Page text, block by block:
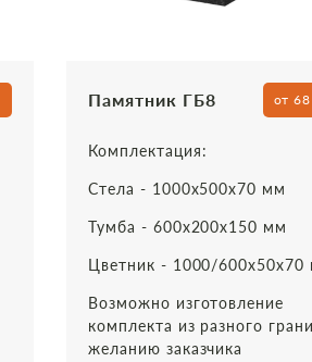
Памятник ГБ8 от
Комплектация:
Стела - 1000х500х70 мм
Тумба - 600х200х150 мм
Цветник - 1000/600х50х70
Возможно изготовление
комплекта из разного
желанию заказчика